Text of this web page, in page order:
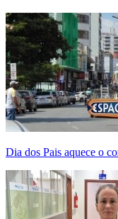
Dia dos Pais aquece o